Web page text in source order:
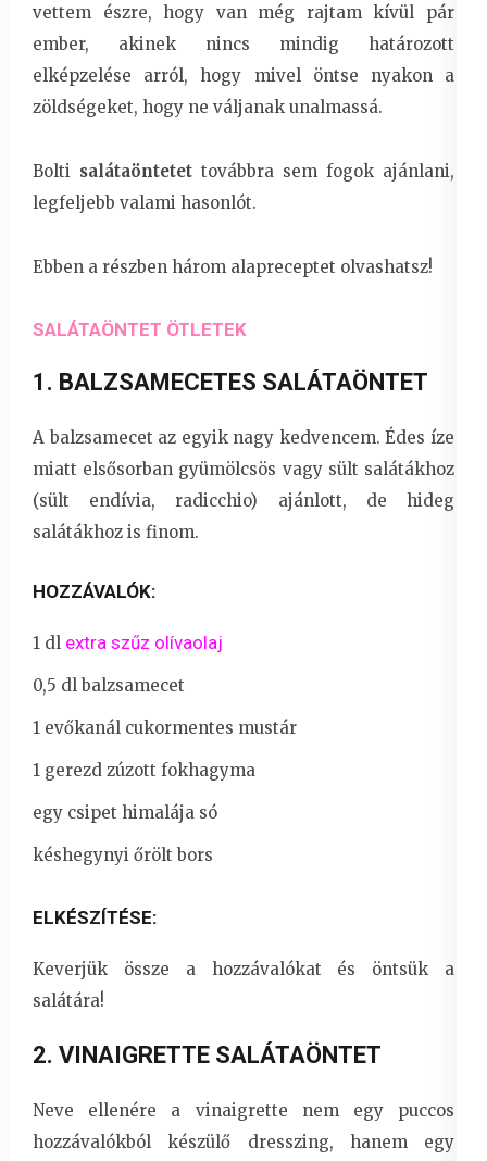
vettem észre, hogy van még rajtam kívül pár
ember, akinek nincs mindig határozott
elképzelése arról, hogy mivel öntse nyakon a
zöldségeket, hogy ne váljanak unalmassá.
Bolti salátaöntetet továbbra sem fogok ajánlani,
legfeljebb valami hasonlót.
Ebben a részben három alapreceptet olvashatsz!
SALÁTAÖNTET ÖTLETEK
1. BALZSAMECETES SALÁTAÖNTET
A balzsamecet az egyik nagy kedvencem. Édes íze
miatt elsősorban gyümölcsös vagy sült salátákhoz
(sült endívia, radicchio) ajánlott, de hideg
salátákhoz is finom.
HOZZÁVALÓK:
1 dl extra szűz olívaolaj
0,5 dl balzsamecet
1 evőkanál cukormentes mustár
1 gerezd zúzott fokhagyma
egy csipet himalája só
késhegynyi őrölt bors
ELKÉSZÍTÉSE:
Keverjük össze a hozzávalókat és öntsük a
salátára!
2. VINAIGRETTE SALÁTAÖNTET
Neve ellenére a vinaigrette nem egy puccos
hozzávalókból készülő dresszing, hanem egy